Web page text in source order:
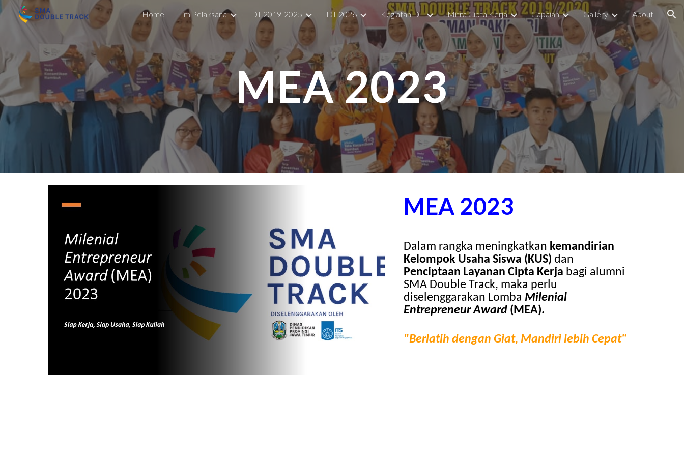
Skip to main content Skip to navigation
Home Tim Pelaksana DT 2019-2025 DT 2026 Kegiatan DT Mitra Cipta Kerja Capaian Gallery About
MEA 2023
MEA 2023
Dalam rangka meningkatkan kemandirian
Kelompok Usaha Siswa (KUS)dan
Penciptaan Layanan Cipta Kerja bagi alumni
SMA Double Track, maka perlu
diselenggarakan Lomba Milenial
Entrepreneur Award (MEA).
"Berlatih dengan Giat, Mandiri lebih Cepat"